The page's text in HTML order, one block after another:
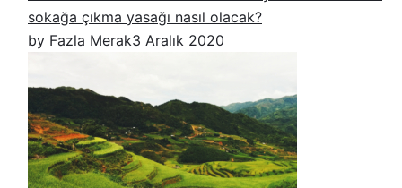
sokağa çıkma yasağı nasıl olacak?
by Fazla Merak3 Aralık 2020